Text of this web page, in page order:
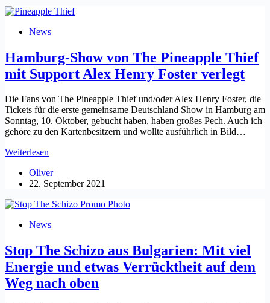
Frühjahr
auch
Deutschland
News
Hamburg-Show von The Pineapple Thief
mit Support Alex Henry Foster verlegt
Die Fans von The Pineapple Thief und/oder Alex Henry Foster, die
Tickets für die erste gemeinsame Deutschland Show in Hamburg am
Sonntag, 10. Oktober, gebucht haben, haben großes Pech. Auch ich
gehöre zu den Kartenbesitzern und wollte ausführlich in Bild…
Weiterlesen
von
The
Thief
Support
Henry
Foster
verlegt
Oliver
22. September 2021
News
Stop The Schizo aus Bulgarien: Mit viel
Energie und etwas Verrücktheit auf dem
Weg nach oben